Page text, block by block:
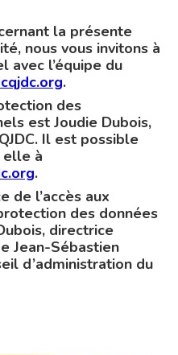
la présente
nous vous invitons à
avec l’équipe du
.
des
est Joudie Dubois,
Il est possible
elle à
.
de l’accès aux
des données
directrice
Jean-Sébastien
d’administration du